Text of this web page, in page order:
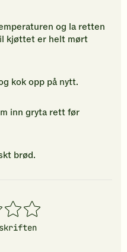
og la retten
kjøttet er helt mørt
kok opp på nytt.
inn gryta rett før
brød.
4
stjerner
5
stjerner